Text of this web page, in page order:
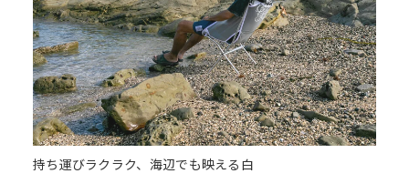
持ち運びラクラク、海辺でも映える白